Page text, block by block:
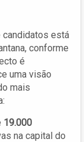
candidatos está
conforme
é
uma visão
mais
19.000
na capital do